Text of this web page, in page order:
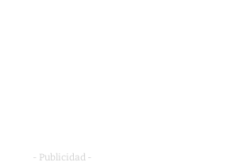
- Publicidad -